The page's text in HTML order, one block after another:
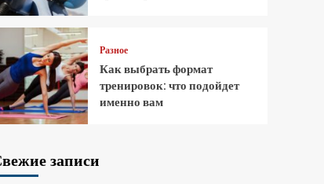
Разное
Как выбрать формат
тренировок: что подойдет
именно вам
записи